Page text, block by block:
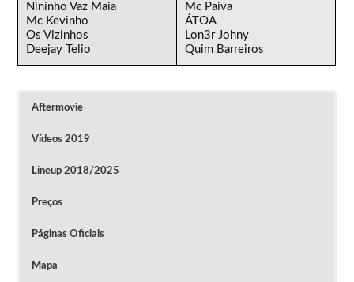
Nininho Vaz Maia
Mc Kevinho
Os Vizinhos
Deejay Telio
Mc Paiva
ÁTOA
Lon3r Johny
Quim Barreiros
Aftermovie
Vídeos 2019
Lineup 2018/2025
Preços
Páginas Oficiais
Mapa